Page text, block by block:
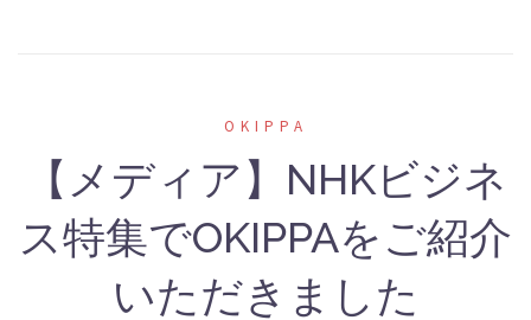
OKIPPA
【メディア】NHKビジネ
ス特集でOKIPPAをご紹介
いただきました